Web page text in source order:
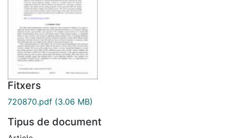
Fitxers
720870.pdf (3.06 MB)
Tipus de document